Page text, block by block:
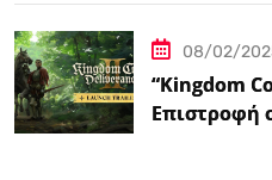
08/02/
“Kingdom
Επιστροφή